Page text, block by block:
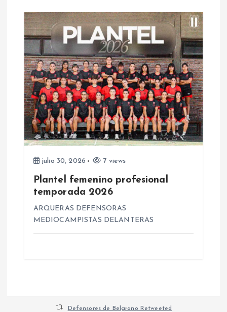
d
a
s
julio 30, 2026 7 views
Plantel femenino profesional
temporada 2026
ARQUERAS DEFENSORAS
MEDIOCAMPISTAS DELANTERAS
Defensores de Belgrano Retweeted